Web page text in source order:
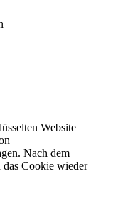
Website
Nach dem
das Cookie wieder